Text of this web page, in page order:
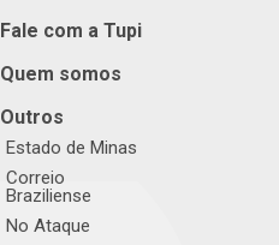
Fale com a Tupi
Quem somos
Outros
Estado de Minas
Correio
Braziliense
No Ataque